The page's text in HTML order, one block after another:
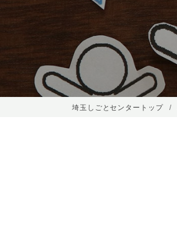
埼玉しごとセンタートップ